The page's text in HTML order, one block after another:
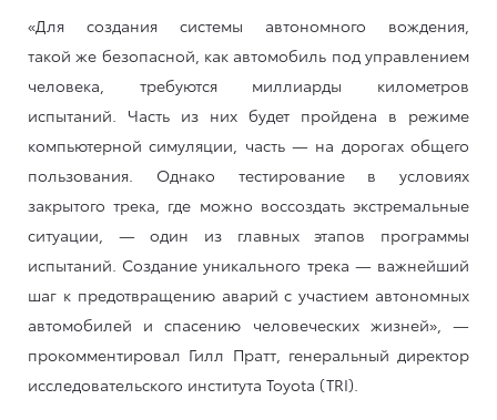
«Для создания системы автономного вождения,
такой же безопасной, как автомобиль под управлением
человека, требуются миллиарды километров
испытаний. Часть из них будет пройдена в режиме
компьютерной симуляции, часть — на дорогах общего
пользования. Однако тестирование в условиях
закрытого трека, где можно воссоздать экстремальные
ситуации, — один из главных этапов программы
испытаний. Создание уникального трека — важнейший
шаг к предотвращению аварий с участием автономных
автомобилей и спасению человеческих жизней», —
прокомментировал Гилл Пратт, генеральный директор
исследовательского института Toyota (TRI).